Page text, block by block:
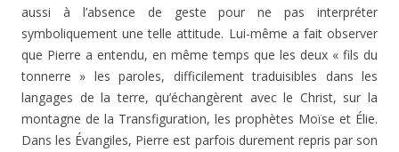
aussi à l’absence de geste pour ne pas interpréter
symboliquement une telle attitude. Lui-même a fait observer
que Pierre a entendu, en même temps que les deux « fils du
tonnerre » les paroles, difficilement traduisibles dans les
langages de la terre, qu’échangèrent avec le Christ, sur la
montagne de la Transfiguration, les prophètes Moïse et Élie.
Dans les Évangiles, Pierre est parfois durement repris par son